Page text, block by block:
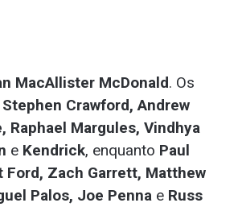
MacAllister McDonald. Os
Stephen Crawford, Andrew
Raphael Margules, Vindhya
e Kendrick, enquanto Paul
Ford, Zach Garrett, Matthew
Palos, Joe Penna e Russ